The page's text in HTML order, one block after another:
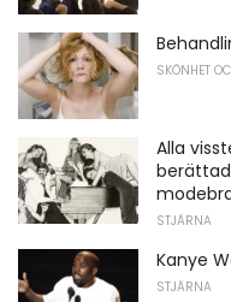
SKÖNHET
Alla
STJÄRNA
Kanye
STJÄRNA